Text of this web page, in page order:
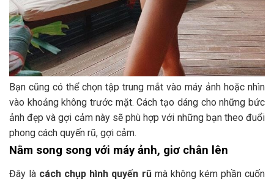
Bạn cũng có thể chọn tập trung mắt vào máy ảnh hoặc nhìn
vào khoảng không trước mặt. Cách tạo dáng cho những bức
ảnh đẹp và gợi cảm này sẽ phù hợp với những bạn theo đuổi
phong cách quyến rũ, gợi cảm.
Nằm song song với máy ảnh, giơ chân lên
Đây là cách chụp hình quyến rũmà không kém phần cuốn